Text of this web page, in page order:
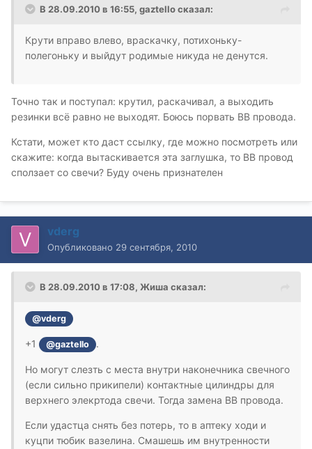
В 28.09.2010 в 16:55, gaztello сказал:
Крути вправо влево, враскачку, потихоньку-
полегоньку и выйдут родимые никуда не денутся.
Точно так и поступал: крутил, раскачивал, а выходить
резинки всё равно не выходят. Боюсь порвать ВВ провода.
Кстати, может кто даст ссылку, где можно посмотреть или
скажите: когда вытаскивается эта заглушка, то ВВ провод
сползает со свечи? Буду очень признателен
vderg
Опубликовано 29 сентября, 2010
В 28.09.2010 в 17:08, Жиша сказал:
@vderg
+1 @gaztello .
Но могут слезть с места внутри наконечника свечного
(если сильно прикипели) контактные цилиндры для
верхнего элекртода свечи. Тогда замена ВВ провода.
Если удастца снять без потерь, то в аптеку ходи и
куцпи тюбик вазелина. Смашешь им внутренности